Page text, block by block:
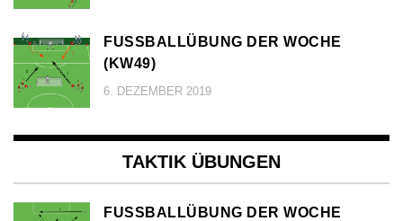
FUSSBALLÜBUNG DER WOCHE (
KW49)
6. DEZEMBER 2019
TAKTIK ÜBUNGEN
FUSSBALLÜBUNG DER WOCHE (